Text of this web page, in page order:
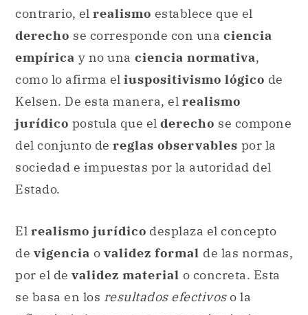
contrario, el realismo establece que el
derecho se corresponde con una ciencia
empírica y no una ciencia normativa,
como lo afirma el iuspositivismo lógico de
Kelsen. De esta manera, el realismo
jurídico postula que el derecho se compone
del conjunto de reglas observables por la
sociedad e impuestas por la autoridad del
Estado.
El realismo jurídico desplaza el concepto
de vigencia o validez formal de las normas,
por el de validez material o concreta. Esta
se basa en los resultados efectivoso la